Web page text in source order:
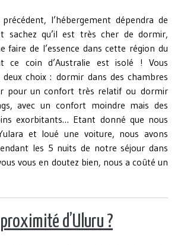
l’hébergement dépendra de
sachez qu’il est très cher de dormir,
faire de l’essence dans cette région du
ce coin d’Australie est isolé ! Vous
deux choix : dormir dans des chambres
pour un confort très relatif ou dormir
avec un confort moindre mais des
exorbitants… Etant donné que nous
et loué une voiture, nous avons
les 5 nuits de notre séjour dans
vous en doutez bien, nous a coûté un
d’Uluru ?